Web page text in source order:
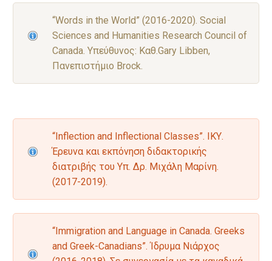
“Words in the World” (2016-2020). Social
Sciences and Humanities Research Council of
Canada. Υπεύθυνος: Καθ.Gary Libben,
Πανεπιστήμιο Brock.
“Inflection and Inflectional Classes”. ΙΚΥ.
Έρευνα και εκπόνηση διδακτορικής
διατριβής του Υπ. Δρ. Μιχάλη Μαρίνη.
(2017-2019).
“Immigration and Language in Canada. Greeks
and Greek-Canadians”. Ίδρυμα Νιάρχος